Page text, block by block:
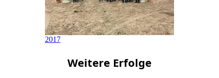
2017
Weitere Erfolge